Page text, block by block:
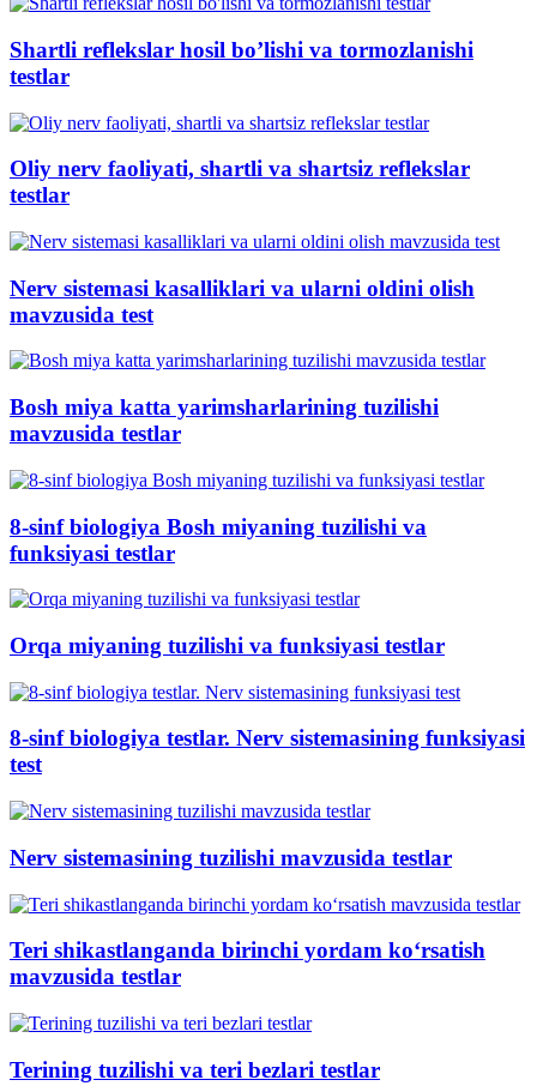
Shartli reflekslar hosil bo’lishi va tormozlanishi
testlar
Oliy nerv faoliyati, shartli va shartsiz reflekslar
testlar
Nerv sistemasi kasalliklari va ularni oldini olish
mavzusida test
Bosh miya katta yarimsharlarining tuzilishi
mavzusida testlar
8-sinf biologiya Bosh miyaning tuzilishi va
funksiyasi testlar
Orqa miyaning tuzilishi va funksiyasi testlar
8-sinf biologiya testlar. Nerv sistemasining funksiyasi
test
Nerv sistemasining tuzilishi mavzusida testlar
Teri shikastlanganda birinchi yordam ko‘rsatish
mavzusida testlar
Terining tuzilishi va teri bezlari testlar